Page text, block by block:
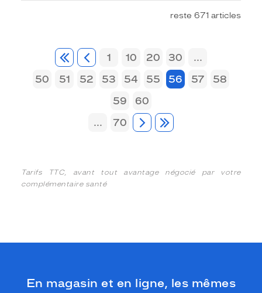
reste 671 articles
1 10 20 30
...
50
51 52 53 54 55 56 57
58
59
60
...
70
Tarifs TTC, avant tout avantage négocié par votre
complémentaire santé
En magasin et en ligne, les mêmes